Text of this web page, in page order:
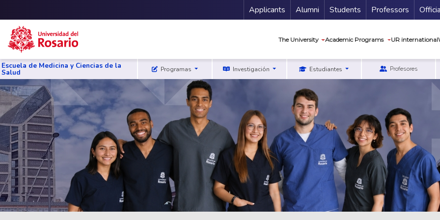
Skip to main content
Menu Secundario
Applicants Alumni Students Professors
The University Academic Programs UR international
Escuela de Medicina y Ciencias de la
Salud Programas Investigación Estudiantes Profesores